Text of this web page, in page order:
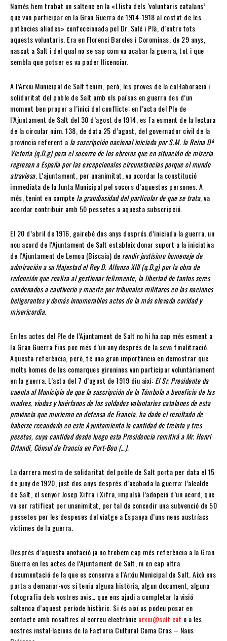
Només hem trobat un saltenc en la «Llista dels ‘voluntaris catalans’
que van participar en la Gran Guerra de 1914-1918 al costat de les
potències aliades» confeccionada pel Dr. Solé i Plà, d’entre tots
aquests voluntaris. Era en Florenci Baroles i Corominas, de 29 anys,
nascut a Salt i del qual no se sap com va acabar la guerra, tot i que
sembla que potser es va poder llicenciar.
A l’Arxiu Municipal de Salt tenim, però, les proves de la col·laboració i
solidaritat del poble de Salt amb els països en guerra des d’un
moment ben proper a l’inici del conflicte: en l’acta del Ple de
l’Ajuntament de Salt del 30 d’agost de 1914, es fa esment de la lectura
de la circular núm. 138, de data 25 d’agost, del governador civil de la
província referent a la suscripción nacional iniciada por S.M. la Reina Dª
Victoria (q.D.g) para el socorro de los obreros que en situación de miseria
regresan a España por las excepcionales circunstancias porque el mundo
atraviesa. L’ajuntament, per unanimitat, va acordar la constitució
immediata de la Junta Municipal pel socors d’aquestes persones. A
més, tenint en compte la grandiosidad del particular de que se trata, va
acordar contribuir amb 50 pessetes a aquesta subscripció.
El 20 d’abril de 1916, gairebé dos anys després d’iniciada la guerra, un
nou acord de l’Ajuntament de Salt estableix donar suport a la iniciativa
de l’Ajuntament de Lemoa (Biscaia) de rendir justísimo homenaje de
admiración a su Majestad el Rey D. Alfonso XIII (q.D.g) por la obra de
redención que realiza al gestionar felizmente, la libertad de tantos seres
condenados a cautiverio y muerte por tribunales militares en las naciones
beligerantes y demás innumerables actos de la más elevada caridad y
misericordia.
En les actes del Ple de l’Ajuntament de Salt no hi ha cap més esment a
la Gran Guerra fins poc més d’un any després de la seva finalització.
Aquesta referència, però, té una gran importància en demostrar que
molts homes de les comarques gironines van participar voluntàriament
en la guerra. L’acta del 7 d’agost de 1919 diu així: El Sr. Presidente da
cuenta al Municipio de que la suscripción de la Tómbola a beneficio de las
madres, viudas y huérfanos de los soldados voluntarios catalanes de esta
provincia que murieron en defensa de Francia, ha dado el resultado de
haberse recaudado en este Ayuntamiento la cantidad de treinta y tres
pesetas, cuya cantidad desde luego esta Presidencia remitirá a Mr. Henri
Orlandi, Cónsul de Francia en Port-Bou (…).
La darrera mostra de solidaritat del poble de Salt porta per data el 15
de juny de 1920, just dos anys després d’acabada la guerra: l’alcalde
de Salt, el senyor Josep Xifra i Xifra, impulsà l’adopció d’un acord, que
va ser ratificat per unanimitat, per tal de concedir una subvenció de 50
pessetes per les despeses del viatge a Espanya d’uns nens austríacs
víctimes de la guerra.
Desprès d’aquesta anotació ja no trobem cap més referència a la Gran
Guerra en les actes de l’Ajuntament de Salt, ni en cap altra
documentació de la que es conserva a l’Arxiu Municipal de Salt. Això ens
porta a demanar-vos si teniu alguna història, algun document, alguna
fotografia dels vostres avis… que ens ajudi a completar la visió
saltenca d’aquest període històric. Si és així us podeu posar en
contacte amb nosaltres al correu electrònic arxiu@salt.cat o a les
nostres instal·lacions de la Factoria Cultural Coma Cros – Naus